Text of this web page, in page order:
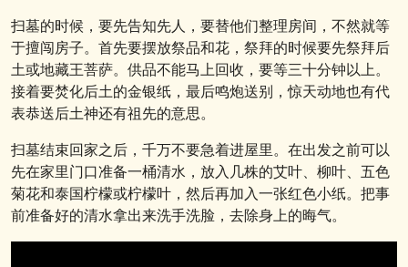
扫墓的时候，要先告知先人，要替他们整理房间，不然就等
于擅闯房子。首先要摆放祭品和花，祭拜的时候要先祭拜后
土或地藏王菩萨。供品不能马上回收，要等三十分钟以上。
接着要焚化后土的金银纸，最后鸣炮送别，惊天动地也有代
表恭送后土神还有祖先的意思。
扫墓结束回家之后，千万不要急着进屋里。在出发之前可以
先在家里门口准备一桶清水，放入几株的艾叶、柳叶、五色
菊花和泰国柠檬或柠檬叶，然后再加入一张红色小纸。把事
前准备好的清水拿出来洗手洗脸，去除身上的晦气。